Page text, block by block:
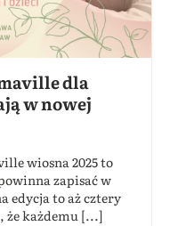
dla
w nowej
wiosna 2025 to
zapisać w
edycja to aż cztery
że każdemu [...]